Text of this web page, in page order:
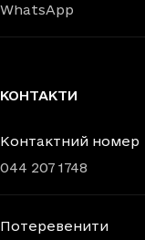
WhatsApp
КОНТАКТИ
Контактний номер
044 207 1748
Потеревенити